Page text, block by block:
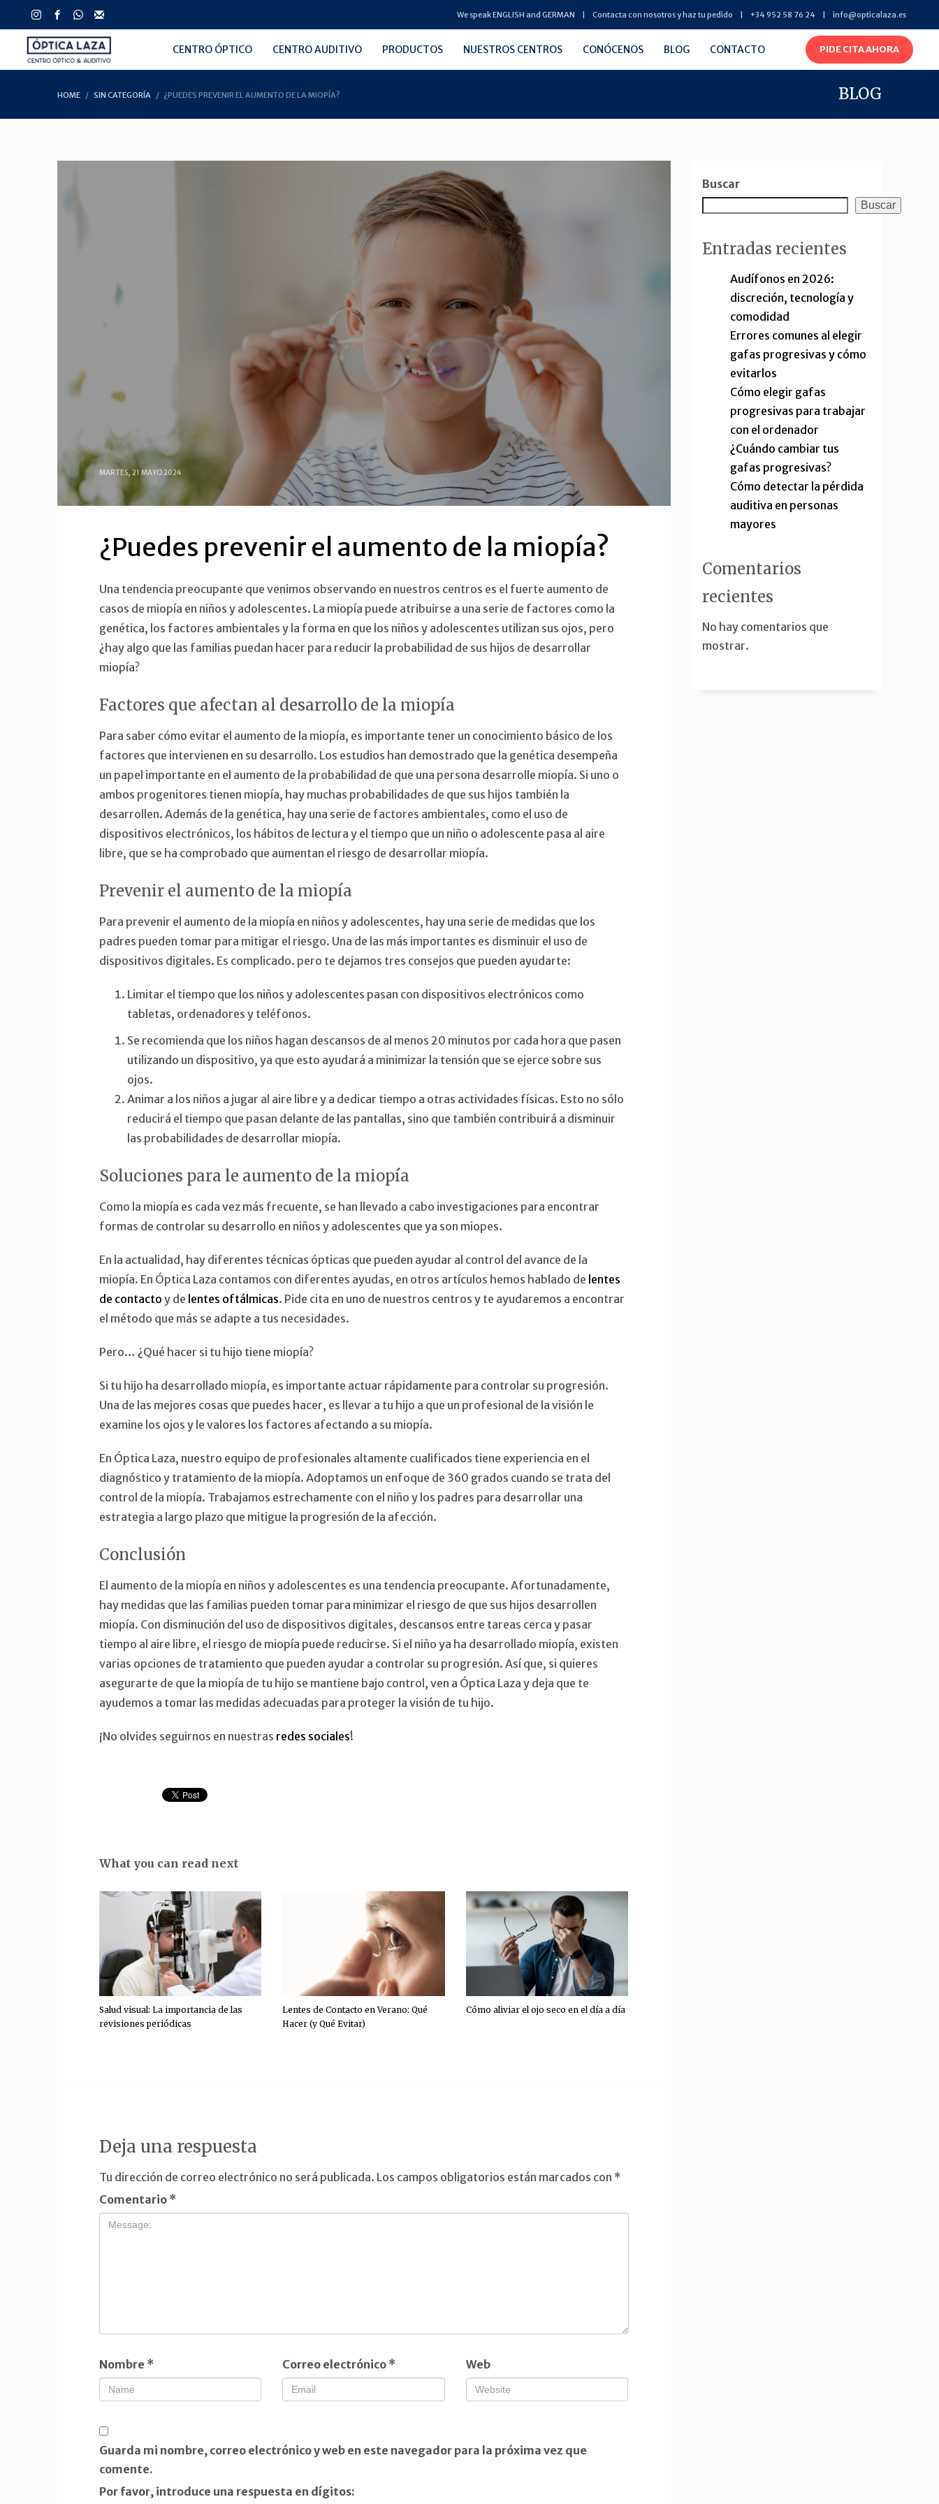
We speak ENGLISH and GERMAN Contacta con nosotros y haz tu pedido +34 952 58 76 24 info@opticalaza.es
CENTRO ÓPTICO CENTRO AUDITIVO PRODUCTOS NUESTROS CENTROS CONÓCENOS BLOG CONTACTO PIDE CITA AHORA
HOME SIN CATEGORÍA ¿PUEDES PREVENIR EL AUMENTO DE LA MIOPÍA? BLOG
MARTES, 21 MAYO 2024
¿Puedes prevenir el aumento de la miopía?
Una tendencia preocupante que venimos observando en nuestros centros es el fuerte aumento de
casos de miopía en niños y adolescentes. La miopía puede atribuirse a una serie de factores como la
genética, los factores ambientales y la forma en que los niños y adolescentes utilizan sus ojos, pero
¿hay algo que las familias puedan hacer para reducir la probabilidad de sus hijos de desarrollar
miopía?
Factores que afectan al desarrollo de la miopía
Para saber cómo evitar el aumento de la miopía, es importante tener un conocimiento básico de los
factores que intervienen en su desarrollo. Los estudios han demostrado que la genética desempeña
un papel importante en el aumento de la probabilidad de que una persona desarrolle miopía. Si uno o
ambos progenitores tienen miopía, hay muchas probabilidades de que sus hijos también la
desarrollen. Además de la genética, hay una serie de factores ambientales, como el uso de
dispositivos electrónicos, los hábitos de lectura y el tiempo que un niño o adolescente pasa al aire
libre, que se ha comprobado que aumentan el riesgo de desarrollar miopía.
Prevenir el aumento de la miopía
Para prevenir el aumento de la miopía en niños y adolescentes, hay una serie de medidas que los
padres pueden tomar para mitigar el riesgo. Una de las más importantes es disminuir el uso de
dispositivos digitales. Es complicado. pero te dejamos tres consejos que pueden ayudarte:
Limitar el tiempo que los niños y adolescentes pasan con dispositivos electrónicos como
tabletas, ordenadores y teléfonos.
Se recomienda que los niños hagan descansos de al menos 20 minutos por cada hora que pasen
utilizando un dispositivo, ya que esto ayudará a minimizar la tensión que se ejerce sobre sus
ojos.
Animar a los niños a jugar al aire libre y a dedicar tiempo a otras actividades físicas. Esto no sólo
reducirá el tiempo que pasan delante de las pantallas, sino que también contribuirá a disminuir
las probabilidades de desarrollar miopía.
Soluciones para le aumento de la miopía
Como la miopía es cada vez más frecuente, se han llevado a cabo investigaciones para encontrar
formas de controlar su desarrollo en niños y adolescentes que ya son miopes.
En la actualidad, hay diferentes técnicas ópticas que pueden ayudar al control del avance de la
miopía. En Óptica Laza contamos con diferentes ayudas, en otros artículos hemos hablado de lentes
de contacto y de lentes oftálmicas. Pide cita en uno de nuestros centros y te ayudaremos a encontrar
el método que más se adapte a tus necesidades.
Pero… ¿Qué hacer si tu hijo tiene miopía?
Si tu hijo ha desarrollado miopía, es importante actuar rápidamente para controlar su progresión.
Una de las mejores cosas que puedes hacer, es llevar a tu hijo a que un profesional de la visión le
examine los ojos y le valores los factores afectando a su miopía.
En Óptica Laza, nuestro equipo de profesionales altamente cualificados tiene experiencia en el
diagnóstico y tratamiento de la miopía. Adoptamos un enfoque de 360 grados cuando se trata del
control de la miopía. Trabajamos estrechamente con el niño y los padres para desarrollar una
estrategia a largo plazo que mitigue la progresión de la afección.
Conclusión
El aumento de la miopía en niños y adolescentes es una tendencia preocupante. Afortunadamente,
hay medidas que las familias pueden tomar para minimizar el riesgo de que sus hijos desarrollen
miopía. Con disminución del uso de dispositivos digitales, descansos entre tareas cerca y pasar
tiempo al aire libre, el riesgo de miopía puede reducirse. Si el niño ya ha desarrollado miopía, existen
varias opciones de tratamiento que pueden ayudar a controlar su progresión. Así que, si quieres
asegurarte de que la miopía de tu hijo se mantiene bajo control, ven a Óptica Laza y deja que te
ayudemos a tomar las medidas adecuadas para proteger la visión de tu hijo.
¡No olvides seguirnos en nuestras redes sociales!
What you can read next
Salud visual: La importancia de las
revisiones periódicas
Lentes de Contacto en Verano: Qué
Hacer (y Qué Evitar)
Cómo aliviar el ojo seco en el día a día
Deja una respuesta
Tu dirección de correo electrónico no será publicada. Los campos obligatorios están marcados con *
Comentario *
Nombre * Correo electrónico * Web
Guarda mi nombre, correo electrónico y web en este navegador para la próxima vez que
comente.
Por favor, introduce una respuesta en dígitos:
Buscar
Buscar
Entradas recientes
Audífonos en 2026:
discreción, tecnología y
comodidad
Errores comunes al elegir
gafas progresivas y cómo
evitarlos
Cómo elegir gafas
progresivas para trabajar
con el ordenador
¿Cuándo cambiar tus
gafas progresivas?
Cómo detectar la pérdida
auditiva en personas
mayores
Comentarios
recientes
No hay comentarios que
mostrar.